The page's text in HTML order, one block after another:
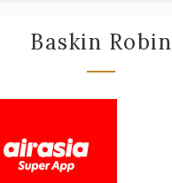
Baskin Robin